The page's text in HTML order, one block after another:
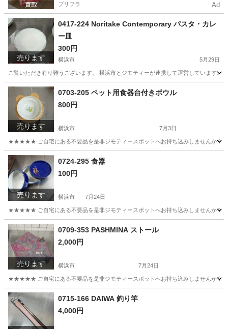
プリフラ Ad
売ります
0417-224 Noritake Contemporary パスタ・カレ
ー皿
300円
横浜市 5月29日
ご覧いただき有り難うございます。 横浜市とジモティーが連携して運営していま
神奈川 横浜市 リユース
売ります
0703-205 ペット用食器台付きボウル
800円
横浜市 7月3日
★★★★★ ご自宅にある不要品を是非ジモティースポットへお持ち込みしませんか？
神奈川 横浜市 現地
売ります
0724-295 食器
100円
横浜市 7月24日
★★★★★ ご自宅にある不要品を是非ジモティースポットへお持ち込みしませんか？
神奈川 横浜市
売ります
0709-353 PASHMINA ストール
2,000円
横浜市 7月24日
★★★★★ ご自宅にある不要品を是非ジモティースポットへお持ち込みしませんか？
神奈川 横浜市 0715-166 DAIWA 釣り竿
4,000円